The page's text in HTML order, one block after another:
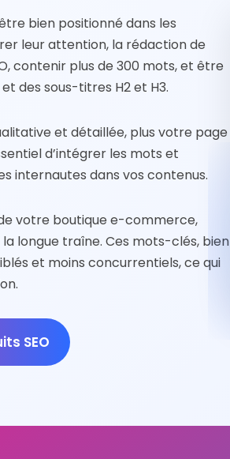
bien positionné dans les
leur attention, la rédaction de
contenir plus de 300 mots, et être
des sous-titres H2 et H3.
et détaillée, plus votre page
d’intégrer les mots et
internautes dans vos contenus.
votre boutique e-commerce,
longue traîne. Ces mots-clés, bien
et moins concurrentiels, ce qui
SEO